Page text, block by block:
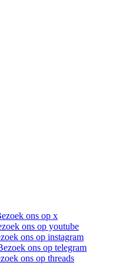
ons op x
ons op youtube
ons op instagram
ons op telegram
ons op threads